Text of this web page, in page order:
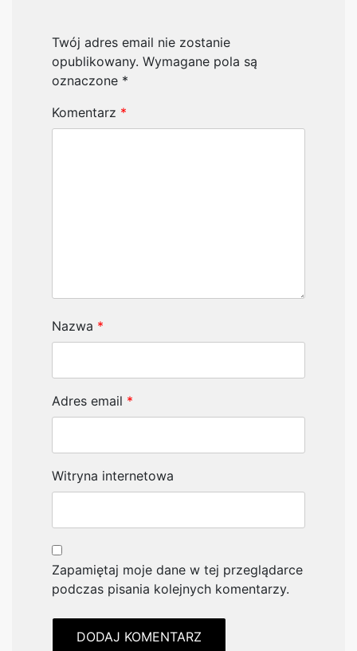
Twój adres email nie zostanie
opublikowany. Wymagane pola są
oznaczone *
Komentarz *
Nazwa *
Adres email *
Witryna internetowa
Zapamiętaj moje dane w tej przeglądarce
podczas pisania kolejnych komentarzy.